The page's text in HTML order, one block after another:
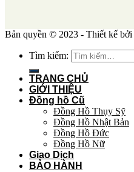
Bản quyền © 2023 - Thiết kế bởi
Tìm kiếm:
TRANG CHỦ
GIỚI THIỆU
Đồng hồ Cũ
Đồng Hồ Thụy Sỹ
Đồng Hồ Nhật Bản
Đồng Hồ Đức
Đồng Hồ Nữ
Giao Dịch
BẢO HÀNH